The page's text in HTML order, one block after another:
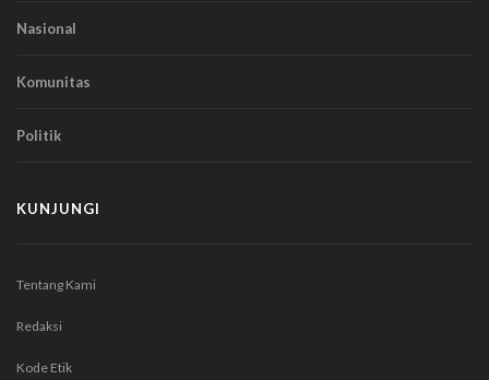
Nasional
Komunitas
Politik
KUNJUNGI
Tentang Kami
Redaksi
Kode Etik